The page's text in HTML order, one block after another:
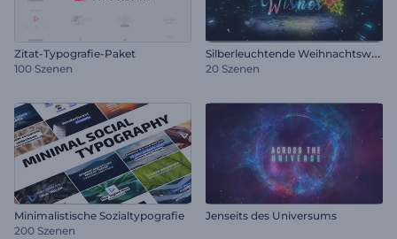
Zitat-Typografie-Paket
100 Szenen
S
ilberleuchtende Weihnachtswünsche
20 Szenen
Minimalistische Sozialtypografie
200 Szenen
Jenseits des Universums